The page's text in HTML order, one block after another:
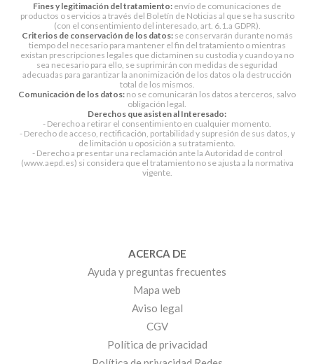
Fines y legitimación del tratamiento: envío de comunicaciones de
productos o servicios a través del Boletín de Noticias al que se ha suscrito
(con el consentimiento del interesado, art. 6.1.a GDPR).
Criterios de conservación de los datos:se conservarán durante no más
tiempo del necesario para mantener el fin del tratamiento o mientras
existan prescripciones legales que dictaminen su custodia y cuando ya no
sea necesario para ello, se suprimirán con medidas de seguridad
adecuadas para garantizar la anonimización de los datos o la destrucción
total de los mismos.
Comunicación de los datos: no se comunicarán los datos a terceros, salvo
obligación legal.
Derechos que asisten al Interesado:
- Derecho a retirar el consentimiento en cualquier momento.
- Derecho de acceso, rectificación, portabilidad y supresión de sus datos, y
de limitación u oposición a su tratamiento.
- Derecho a presentar una reclamación ante la Autoridad de control
(www.aepd.es) si considera que el tratamiento no se ajusta a la normativa
vigente.
ACERCA DE
Ayuda y preguntas frecuentes
Mapa web
Aviso legal
CGV
Política de privacidad